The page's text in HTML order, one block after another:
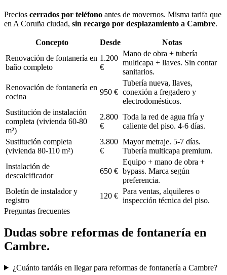
Precios cerrados por teléfono antes de movernos. Misma tarifa que
en A Coruña ciudad, sin recargo por desplazamiento a Cambre.
Concepto Desde
Notas
Renovación de fontanería en
baño completo
1.200
€
Mano de obra + tubería
multicapa + llaves. Sin contar
sanitarios.
Renovación de fontanería en
cocina
950 €
Tubería nueva, llaves,
conexión a fregadero y
electrodomésticos.
Sustitución de instalación
completa (vivienda 60-80
m²)
2.800
€
Toda la red de agua fría y
caliente del piso. 4-6 días.
Sustitución completa
(vivienda 80-110 m²)
3.800
€
Mayor metraje. 5-7 días.
Tubería multicapa premium.
Instalación de
descalcificador
650 €
Equipo + mano de obra +
bypass. Marca según
preferencia.
Boletín de instalador y
registro
120 €
Para ventas, alquileres o
inspección técnica del piso.
Preguntas frecuentes
Dudas sobre reformas de fontanería en
Cambre.
¿Cuánto tardáis en llegar para reformas de fontanería a Cambre?